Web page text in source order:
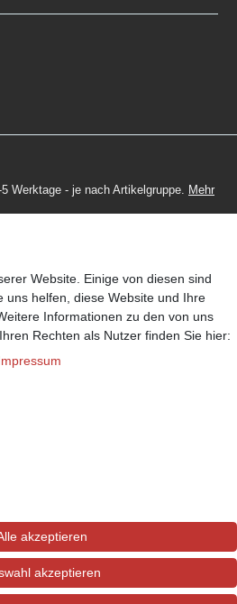
Werktage - je nach Artikelgruppe. Mehr
im Einzelfall bestimmte
Mehr Informationen
| Alle Rechte vorbehalten. | Grundpreise
Website. Einige von diesen sind
uns helfen, diese Website und Ihre
Informationen zu den von uns
Rechten als Nutzer finden Sie hier:
akzeptieren
akzeptieren